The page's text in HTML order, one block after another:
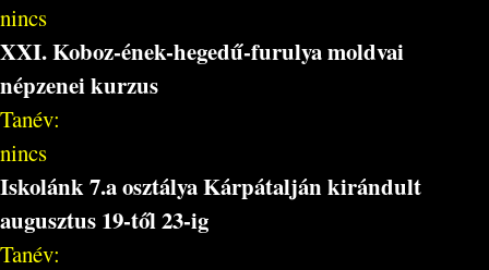
nincs
XXI. Koboz-ének-hegedű-furulya moldvai
népzenei kurzus
Tanév:
nincs
Iskolánk 7.a osztálya Kárpátalján kirándult
augusztus 19-től 23-ig
Tanév: